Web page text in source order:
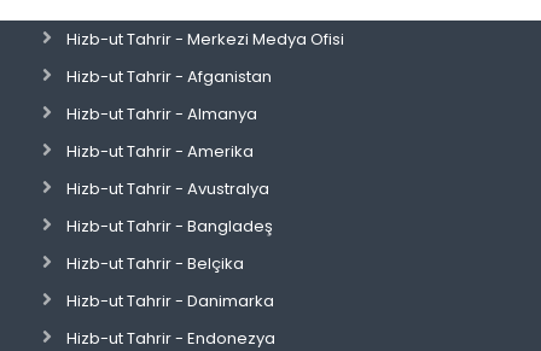
Hizb-ut Tahrir - Merkezi Medya Ofisi
Hizb-ut Tahrir - Afganistan
Hizb-ut Tahrir - Almanya
Hizb-ut Tahrir - Amerika
Hizb-ut Tahrir - Avustralya
Hizb-ut Tahrir - Bangladeş
Hizb-ut Tahrir - Belçika
Hizb-ut Tahrir - Danimarka
Hizb-ut Tahrir - Endonezya